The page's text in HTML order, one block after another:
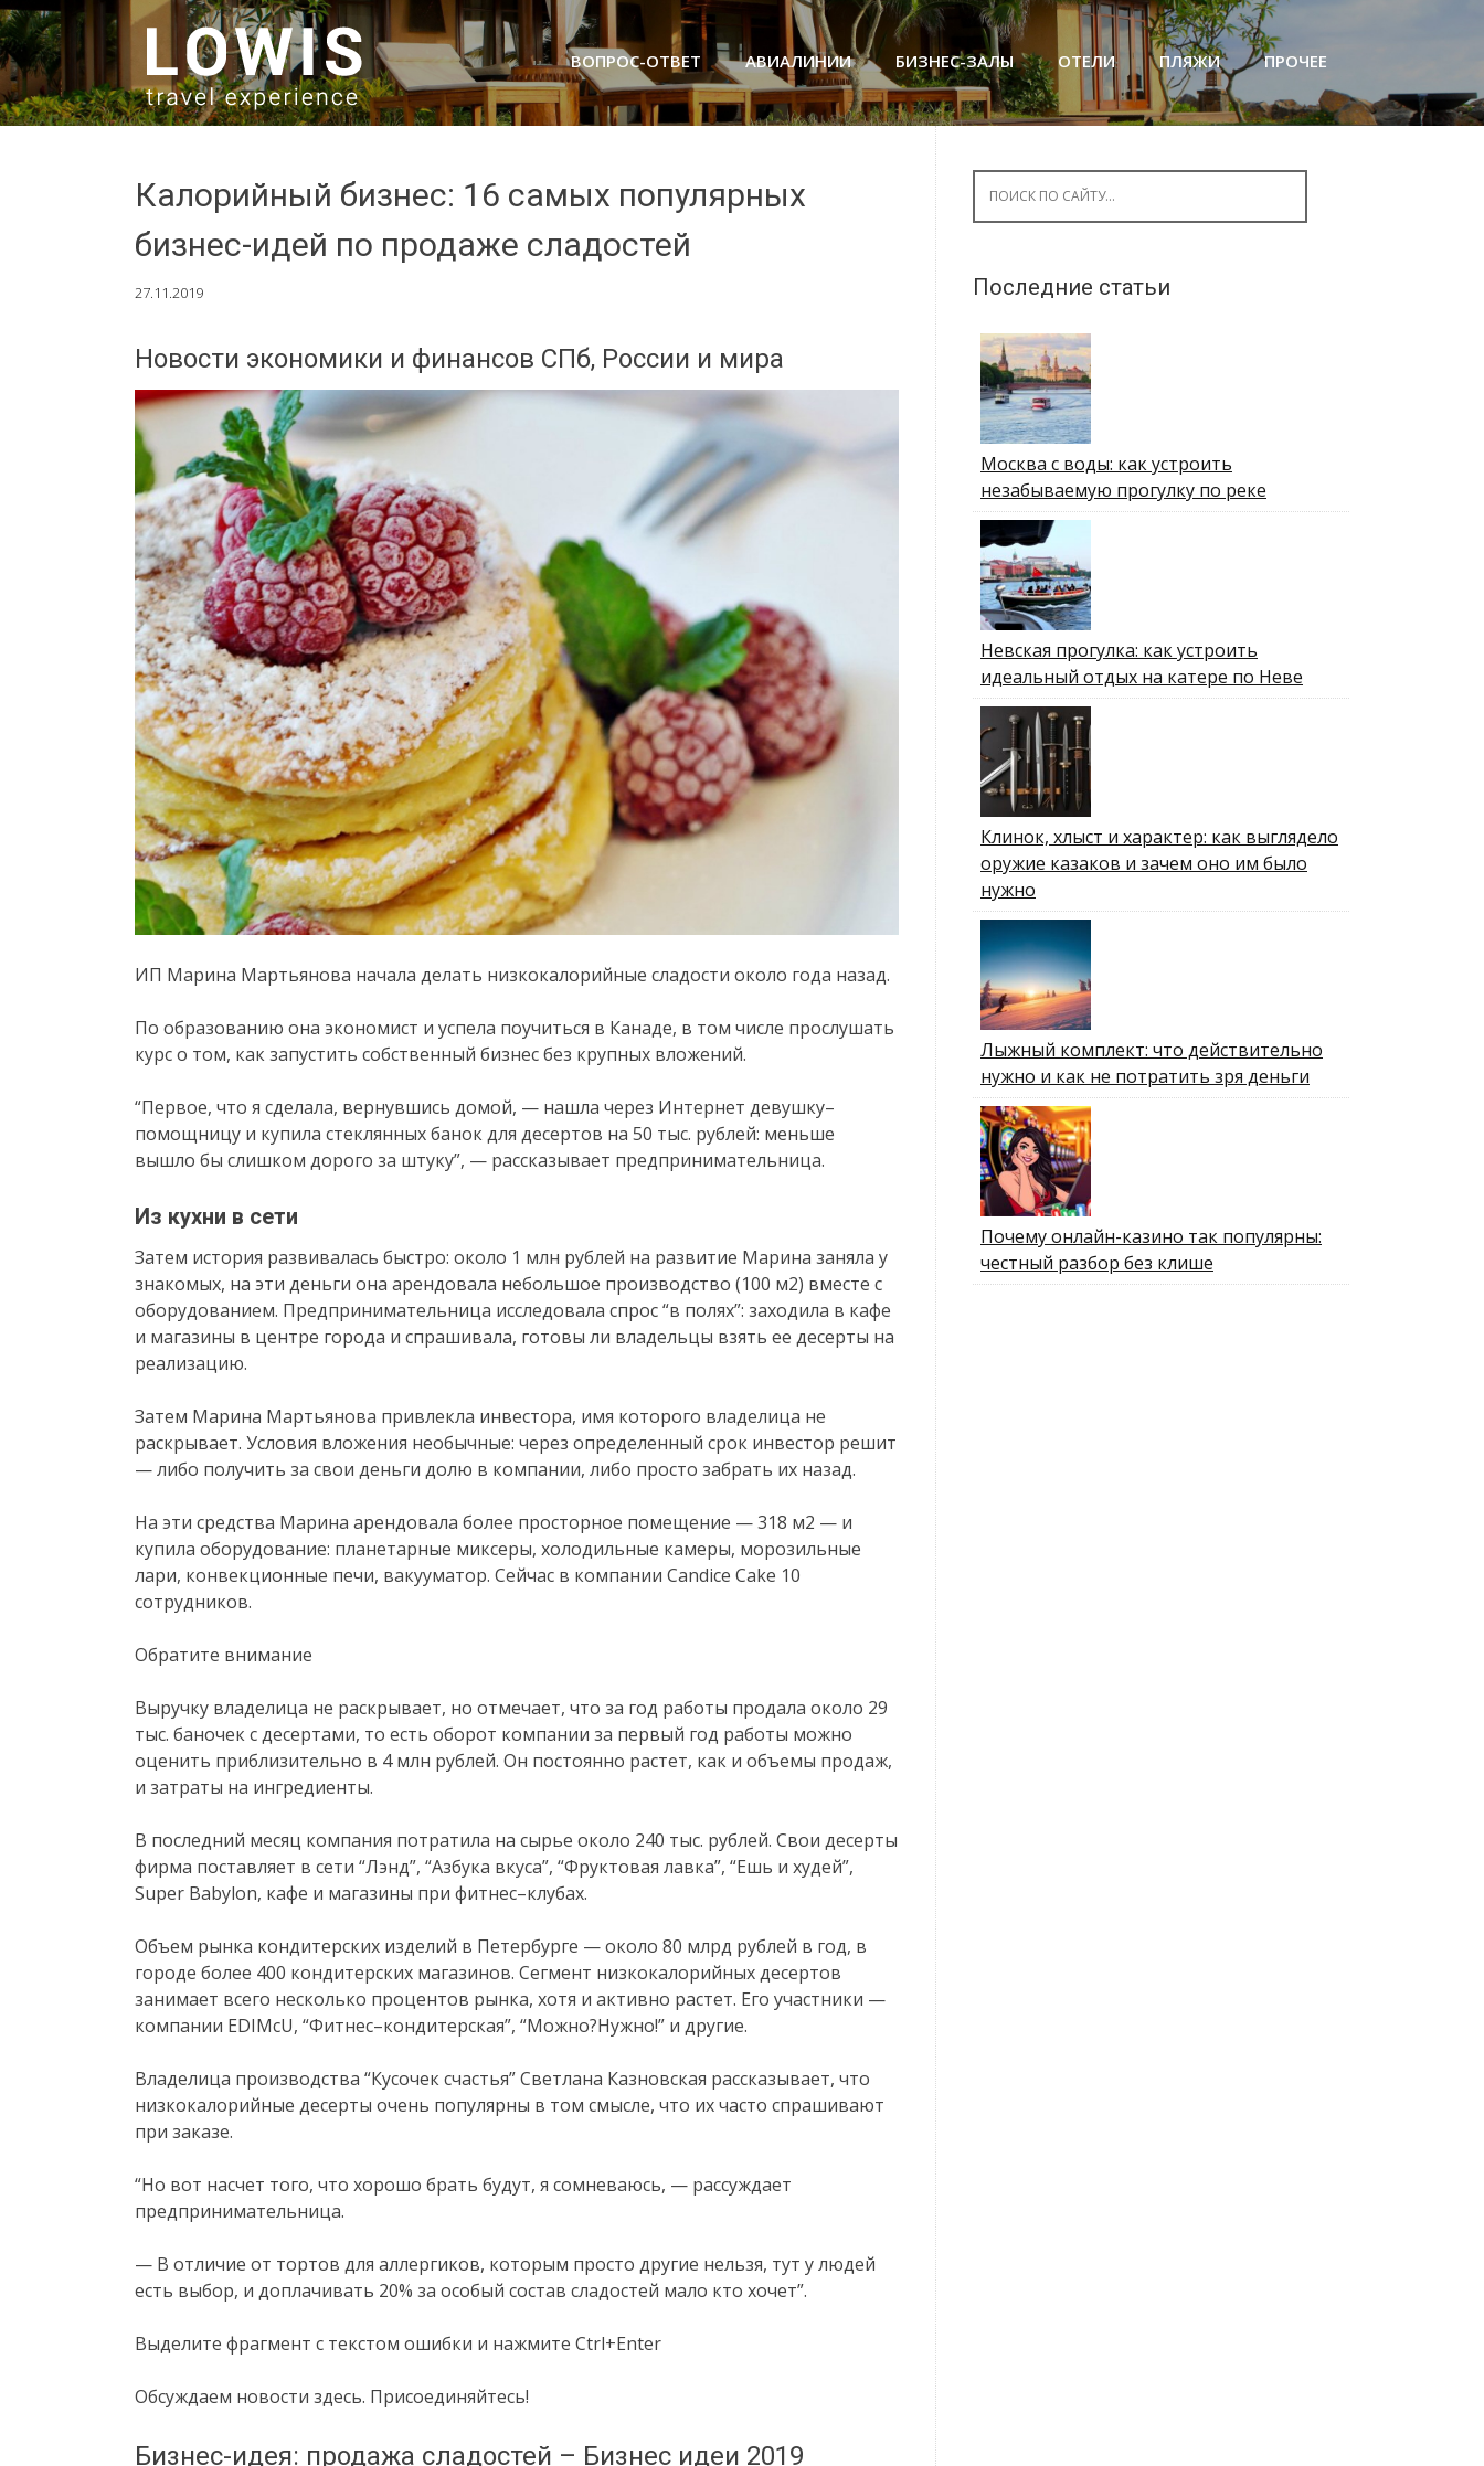
SKIP TO CONTENT ПРОЧЕЕ
ПЛЯЖИ
ОТЕЛИ
БИЗНЕС-ЗАЛЫ
АВИАЛИНИИ
ВОПРОС-ОТВЕТ
Калорийный бизнес: 16 самых популярных
бизнес-идей по продаже сладостей
27.11.2019
Новости экономики и финансов СПб, России и мира
ИП Марина Мартьянова начала делать низкокалорийные сладости около года назад.
По образованию она экономист и успела поучиться в Канаде, в том числе прослушать
курс о том, как запустить собственный бизнес без крупных вложений.
“Первое, что я сделала, вернувшись домой, — нашла через Интернет девушку–
помощницу и купила стеклянных банок для десертов на 50 тыс. рублей: меньше
вышло бы слишком дорого за штуку”, — рассказывает предпринимательница.
Из кухни в сети
Затем история развивалась быстро: около 1 млн рублей на развитие Марина заняла у
знакомых, на эти деньги она арендовала небольшое производство (100 м2) вместе с
оборудованием. Предпринимательница исследовала спрос “в полях”: заходила в кафе
и магазины в центре города и спрашивала, готовы ли владельцы взять ее десерты на
реализацию.
Затем Марина Мартьянова привлекла инвестора, имя которого владелица не
раскрывает. Условия вложения необычные: через определенный срок инвестор решит
— либо получить за свои деньги долю в компании, либо просто забрать их назад.
На эти средства Марина арендовала более просторное помещение — 318 м2 — и
купила оборудование: планетарные миксеры, холодильные камеры, морозильные
лари, конвекционные печи, вакууматор. Сейчас в компании Candice Cake 10
сотрудников.
Обратите внимание
Выручку владелица не раскрывает, но отмечает, что за год работы продала около 29
тыс. баночек с десертами, то есть оборот компании за первый год работы можно
оценить приблизительно в 4 млн рублей. Он постоянно растет, как и объемы продаж,
и затраты на ингредиенты.
В последний месяц компания потратила на сырье около 240 тыс. рублей. Свои десерты
фирма поставляет в сети “Лэнд”, “Азбука вкуса”, “Фруктовая лавка”, “Ешь и худей”,
Super Babylon, кафе и магазины при фитнес–клубах.
Объем рынка кондитерских изделий в Петербурге — около 80 млрд рублей в год, в
городе более 400 кондитерских магазинов. Сегмент низкокалорийных десертов
занимает всего несколько процентов рынка, хотя и активно растет. Его участники —
компании EDIMcU, “Фитнес–кондитерская”, “Можно?Нужно!” и другие.
Владелица производства “Кусочек счастья” Светлана Казновская рассказывает, что
низкокалорийные десерты очень популярны в том смысле, что их часто спрашивают
при заказе.
“Но вот насчет того, что хорошо брать будут, я сомневаюсь, — рассуждает
предпринимательница.
— В отличие от тортов для аллергиков, которым просто другие нельзя, тут у людей
есть выбор, и доплачивать 20% за особый состав сладостей мало кто хочет”.
Выделите фрагмент с текстом ошибки и нажмите Ctrl+Enter
Обсуждаем новости здесь. Присоединяйтесь!
Бизнес-идея: продажа сладостей – Бизнес идеи 2019
Последние статьи
Москва с воды: как устроить
незабываемую прогулку по реке
Невская прогулка: как устроить
идеальный отдых на катере по Неве
Клинок, хлыст и характер: как выглядело
оружие казаков и зачем оно им было
нужно
Лыжный комплект: что действительно
нужно и как не потратить зря деньги
Почему онлайн-казино так популярны:
честный разбор без клише